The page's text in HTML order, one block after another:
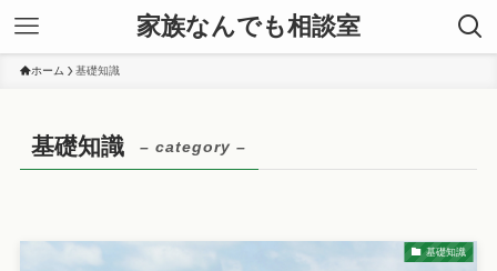
家族なんでも相談室
ホーム 基礎知識
基礎知識 – category –
基礎知識